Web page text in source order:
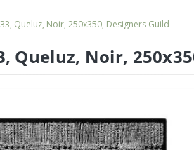
Queluz, Noir, 250х350, Designers Guild
Queluz, Noir,